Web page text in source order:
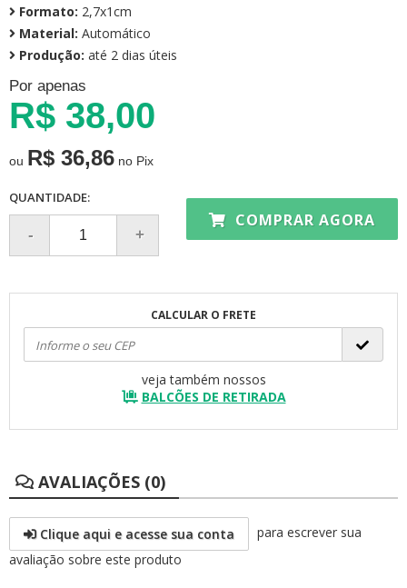
Formato: 2,7x1cm
Material: Automático
Produção: até 2 dias úteis
Por apenas
R$ 38,00
ou R$ 36,86 no Pix
QUANTIDADE:
COMPRAR AGORA
CALCULAR O FRETE
veja também nossos
BALCÕES DE RETIRADA
AVALIAÇÕES (0)
Clique aqui e acesse sua conta
para escrever sua
avaliação sobre este produto